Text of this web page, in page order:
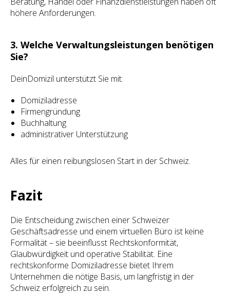
höhere Anforderungen.
3. Welche Verwaltungsleistungen benötigen
Sie?
DeinDomizil unterstützt Sie mit:
Domiziladresse
Firmengründung
Buchhaltung
administrativer Unterstützung
Alles für einen reibungslosen Start in der Schweiz.
Fazit
Die Entscheidung zwischen einer Schweizer
Geschäftsadresse und einem virtuellen Büro ist keine
Formalität – sie beeinflusst Rechtskonformität,
Glaubwürdigkeit und operative Stabilität. Eine
rechtskonforme Domiziladresse bietet Ihrem
Unternehmen die nötige Basis, um langfristig in der
Schweiz erfolgreich zu sein.